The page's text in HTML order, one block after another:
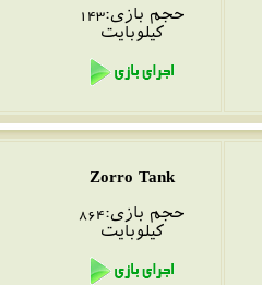
حجم بازی:143
کیلوبایت
Zorro Tank
حجم بازی:864
کیلوبایت